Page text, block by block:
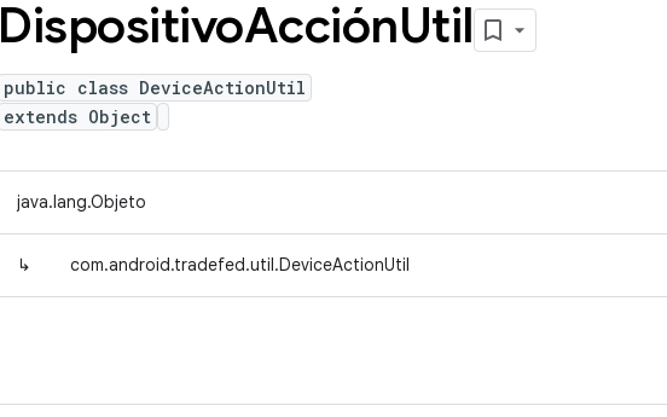
DispositivoAcciónUtil
public class DeviceActionUtil
extends Object
java.lang.Objeto
↳ com.android.tradefed.util.DeviceActionUtil